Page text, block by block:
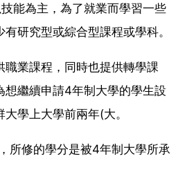
能為主，為了就業而學習一些
研究型或綜合型課程或學科。
職業課程，同時也提供轉學課
想繼續申請4年制大學的學生設
學上大學前兩年(大。
所修的學分是被4年制大學所承